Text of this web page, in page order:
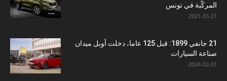
المركّبة في تونس
2021-03-21
21 جانفي 1899: قبل 125 عاما، دخلت أوبل ميدان
صناعة السيارات
2024-02-01